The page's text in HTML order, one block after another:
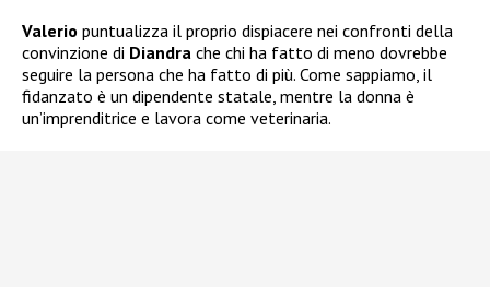
Valerio puntualizza il proprio dispiacere nei confronti della
convinzione di Diandra che chi ha fatto di meno dovrebbe
seguire la persona che ha fatto di più. Come sappiamo, il
fidanzato è un dipendente statale, mentre la donna è
un’imprenditrice e lavora come veterinaria.